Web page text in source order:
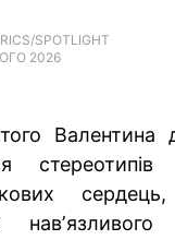
SPOTLIGHT
2026
Валентина